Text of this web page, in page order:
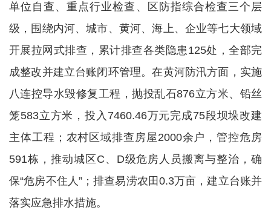
单位自查、重点行业检查、区防指综合检查三个层
级，围绕内河、城市、黄河、海上、企业等七大领域
开展拉网式排查，累计排查各类隐患125处，全部完
成整改并建立台账闭环管理。在黄河防汛方面，实施
八连控导水毁修复工程，抛投乱石876立方米、铅丝
笼583立方米，投入7460.46万元完成75段坝垛改建
主体工程；农村区域排查房屋2000余户，管控危房
591栋，推动城区C、D级危房人员搬离与整治，确
保“危房不住人”；排查易涝农田0.3万亩，建立台账并
落实应急排水措施。